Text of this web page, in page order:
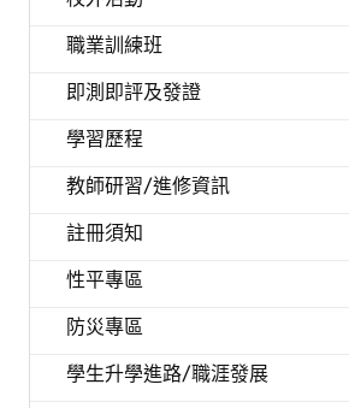
職業訓練班
即測即評及發證
學習歷程
教師研習/進修資訊
註冊須知
性平專區
防災專區
學生升學進路/職涯發展